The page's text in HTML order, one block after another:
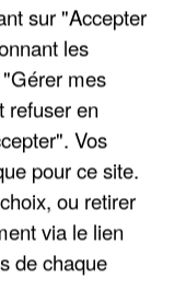
LES REFUGES
sur "Accepter
les
mes
refuser en
Vos
pour ce site.
ou retirer
via le lien
de chaque